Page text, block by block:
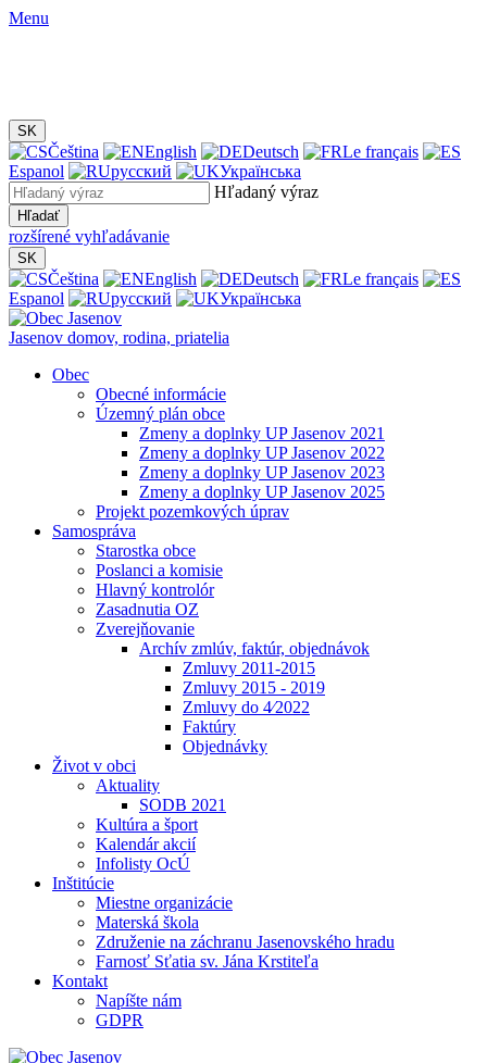
Menu
SK
Čeština English Deutsch
Le français
Espanol
русский
Українська
Hľadaný výraz
Hľadať
rozšírené vyhľadávanie
SK
Čeština English Deutsch
Le français
Espanol
русский Українська
Jasenov domov, rodina, priatelia
Obec
Obecné informácie
Územný plán obce
Zmeny a doplnky UP Jasenov 2021
Zmeny a doplnky UP Jasenov 2022
Zmeny a doplnky UP Jasenov 2023
Zmeny a doplnky UP Jasenov 2025
Projekt pozemkových úprav
Samospráva
Starostka obce
Poslanci a komisie
Hlavný kontrolór
Zasadnutia OZ
Zverejňovanie
Archív zmlúv, faktúr, objednávok
Zmluvy 2011-2015
Zmluvy 2015 - 2019
Zmluvy do 4⁄2022
Faktúry
Objednávky
Život v obci
Aktuality
SODB 2021
Kultúra a šport
Kalendár akcií
Infolisty OcÚ
Inštitúcie
Miestne organizácie
Materská škola
Združenie na záchranu Jasenovského hradu
Farnosť Sťatia sv. Jána Krstiteľa
Kontakt
Napíšte nám
GDPR